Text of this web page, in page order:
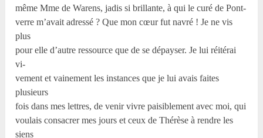
même Mme de Warens, jadis si brillante, à qui le curé de Pont-
verre m’avait adressé ? Que mon cœur fut navré ! Je ne vis
plus
pour elle d’autre ressource que de se dépayser. Je lui réitérai
vi-
vement et vainement les instances que je lui avais faites
plusieurs
fois dans mes lettres, de venir vivre paisiblement avec moi, qui
voulais consacrer mes jours et ceux de Thérèse à rendre les
siens